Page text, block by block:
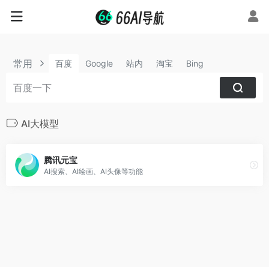
常用 百度 Google 站内 淘宝 Bing
AI大模型
腾讯元宝
AI搜索、AI绘画、AI头像等功能